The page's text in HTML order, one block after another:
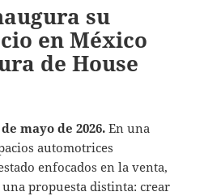
su
en México
de House
mayo de 2026. En una
automotrices
enfocados en la venta,
propuesta distinta: crear